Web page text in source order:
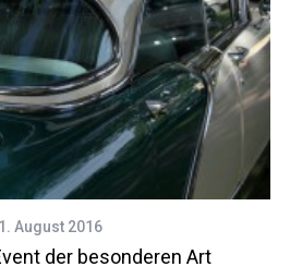
August 2016
der besonderen Art